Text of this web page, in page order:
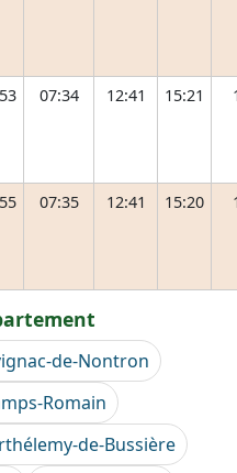
07:34 12:41 15:21
07:35 12:41 15:20
de-Nontron
Romain
de-Bussière